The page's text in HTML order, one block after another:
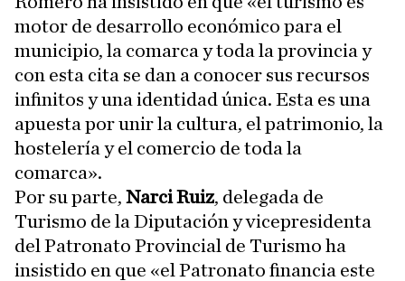
motor de desarrollo económico para el
municipio, la comarca y toda la provincia y
con esta cita se dan a conocer sus recursos
infinitos y una identidad única. Esta es una
apuesta por unir la cultura, el patrimonio, la
hostelería y el comercio de toda la
comarca».
Por su parte, Narci Ruiz, delegada de
Turismo de la Diputación y vicepresidenta
del Patronato Provincial de Turismo ha
insistido en que «el Patronato financia este